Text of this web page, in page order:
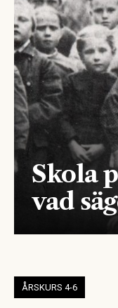
Skola
vad
ÅRSKURS 4-6